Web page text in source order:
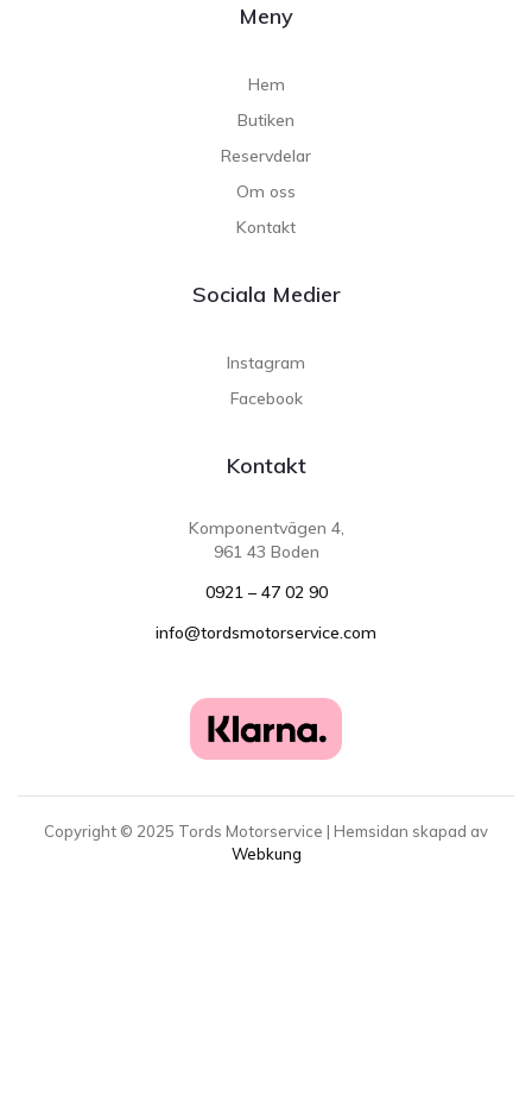
Meny
Hem
Butiken
Reservdelar
Om oss
Kontakt
Sociala Medier
Instagram
Facebook
Kontakt
Komponentvägen 4,
961 43 Boden
0921 – 47 02 90
info@tordsmotorservice.com
Copyright © 2025 Tords Motorservice | Hemsidan skapad av
Webkung